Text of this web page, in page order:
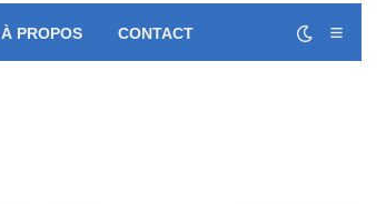
À PROPOS CONTACT